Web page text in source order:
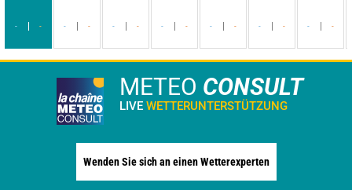
- - - - - - - - - - - - - -
METEO CONSULT
LIVE WETTERUNTERSTÜTZUNG
Wenden Sie sich an einen Wetterexperten